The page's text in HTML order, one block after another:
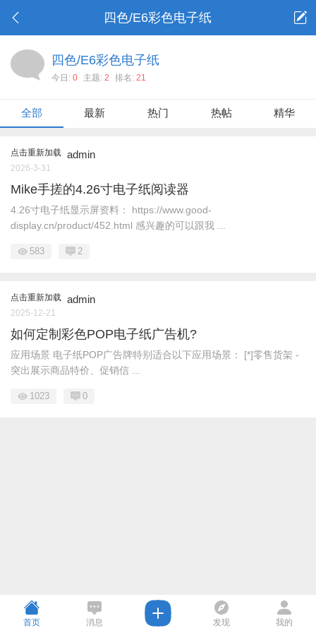
四色/E6彩色电子纸
四色/E6彩色电子纸
今日: 0 主题: 2 排名: 21
全部 最新 热门 热帖 精华
点击重新加载 admin
2026-3-31
Mike手搓的4.26寸电子纸阅读器
4.26寸电子纸显示屏资料： https://www.good-
display.cn/product/452.html 感兴趣的可以跟我 ...
583 2
点击重新加载 admin
2025-12-21
如何定制彩色POP电子纸广告机?
应用场景 电子纸POP广告牌特别适合以下应用场景： [*]零售货架 -
突出展示商品特价、促销信 ...
1023 0
首页 消息 发现 我的